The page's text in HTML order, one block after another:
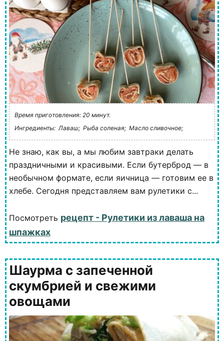
Время приготовления: 20 минут.
Ингредиенты: Лаваш; Рыба соленая; Масло сливочное;
Не знаю, как вы, а мы любим завтраки делать
праздничными и красивыми. Если бутерброд — в
необычном формате, если яичница — готовим ее в
хлебе. Сегодня представляем вам рулетики с...
Посмотреть рецепт - Рулетики из лаваша на
шпажках
Шаурма с запеченной
скумбрией и свежими
овощами